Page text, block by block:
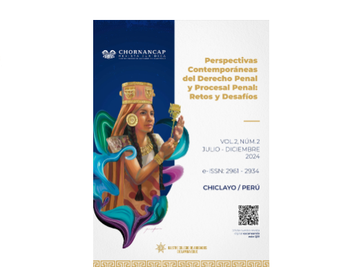
Imagen de portada